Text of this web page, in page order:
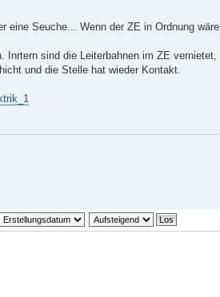
eine Seuche... Wenn der ZE in Ordnung wäre
sind die Leiterbahnen im ZE vernietet,
und die Stelle hat wieder Kontakt.